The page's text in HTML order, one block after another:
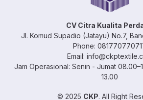
CV Citra Kualita
Jl. Komud Supadio (Jatayu) No.7,
Phone:
Email:
Jam Operasional: Senin - Jumat
13.00
© 2025 CKP. All Right